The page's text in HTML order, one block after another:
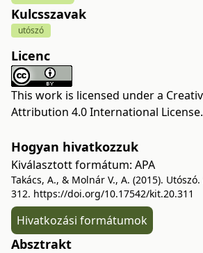
Kulcsszavak
utószó
Licenc
This work is licensed under a
Attribution 4.0 International License.
Hogyan hivatkozzuk
Kiválasztott formátum: APA
Takács, A., & Molnár V., A. (2015). Utószó.
312. https://doi.org/10.17542/kit.20.311
Hivatkozási formátumok
Absztrakt